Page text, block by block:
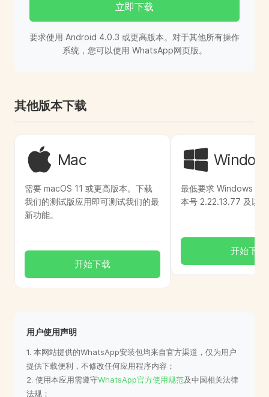
立即下载
要求使用 Android 4.0.3 或更高版本。对于其他所有操作
系统，您可以使用 WhatsApp网页版。
其他版本下载
Mac
需要 macOS 11 或更高版本。下载
我们的测试版应用即可测试我们的最
新功能。
开始下载
最低要求 Windows 10/
本号 2.22.13.77 及以上
开始下载
用户使用声明
1. 本网站提供的WhatsApp安装包均来自官方渠道，仅为用户
提供下载便利，不修改任何应用程序内容；
2. 使用本应用需遵守WhatsApp官方使用规范及中国相关法律
法规；